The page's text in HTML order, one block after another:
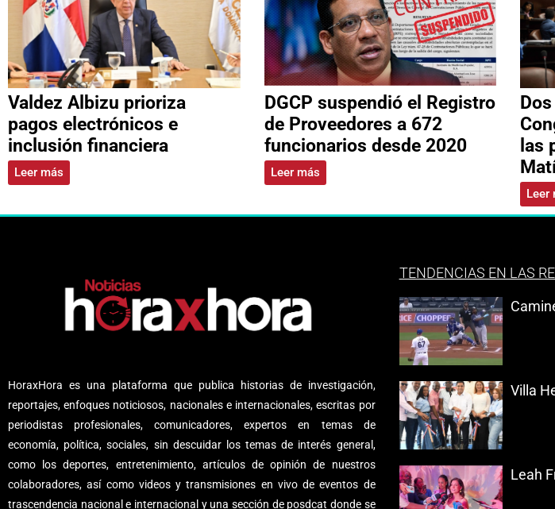
Valdez Albizu prioriza
pagos electrónicos e
inclusión financiera
Leer más
DGCP suspendió el Registro
de Proveedores a 672
funcionarios desde 2020
Leer más
las
Leer
HoraxHora es una plataforma que publica historias de investigación,
reportajes, enfoques noticiosos, nacionales e internacionales, escritas por
periodistas profesionales, comunicadores, expertos en temas de
economía, política, sociales, sin descuidar los temas de interés general,
como los deportes, entretenimiento, artículos de opinión de nuestros
colaboradores, así como videos y transmisiones en vivo de eventos de
trascendencia nacional e internacional y una sección de posdcat donde se
TENDENCIAS EN LAS
Villa
Leah